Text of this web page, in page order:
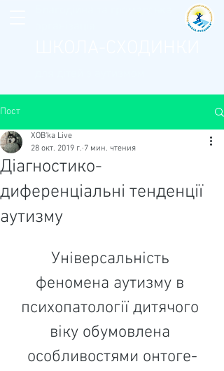
Пост
Діагностико-
диференціальні тенденції
аутизму
XOB'ka Live
28 окт. 2019 г. 7 мин. чтения
Універсальність
феномена аутизму в
психопато­логії дитячого
віку обумовлена
особливостями онтоге­